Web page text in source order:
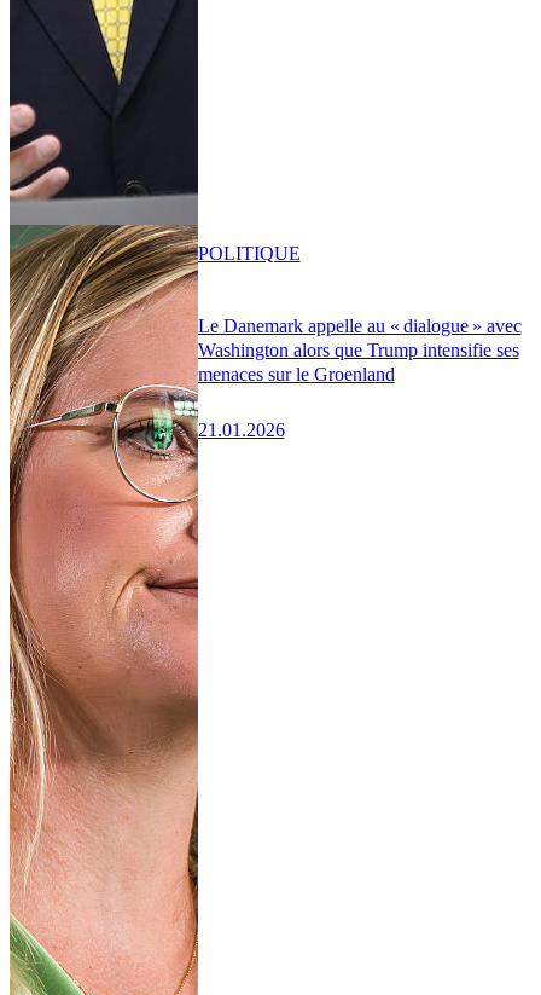
Le Danemark appelle au « dialogue » avec
Washington alors que Trump intensifie ses
menaces sur le Groenland
21.01.2026
POLITIQUE